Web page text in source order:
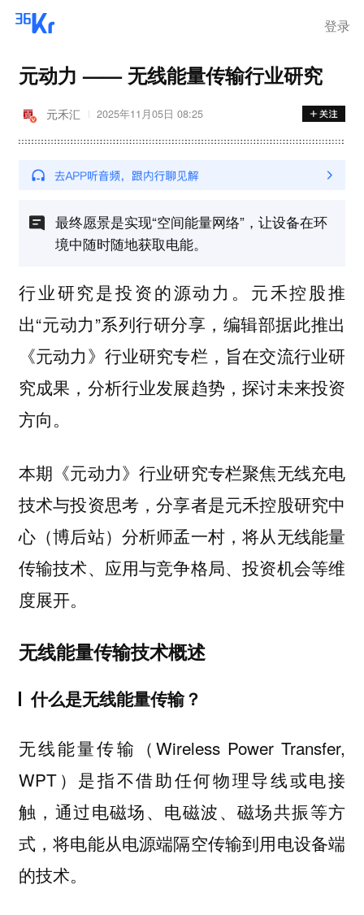
登录
元动力 —— 无线能量传输行业研究
元禾汇 2025年11月05日 08:25
最终愿景是实现“空间能量网络”，让设备在环
境中随时随地获取电能。
行业研究是投资的源动力。元禾控股推
出“元动力”系列行研分享，编辑部据此推出
《元动力》行业研究专栏，旨在交流行业研
究成果，分析行业发展趋势，探讨未来投资
方向。
本期《元动力》行业研究专栏聚焦无线充电
技术与投资思考，分享者是元禾控股研究中
心（博后站）分析师孟一村 ，将从无线能量
传输技术、应用与竞争格局、投资机会等维
度展开。
无线能量传输技术概述
什么是无线能量传输？
无线能量传输 （Wireless Power Transfer,
WPT）是指不借助任何物理导线或电接
触，通过电磁场、电磁波、磁场共振等方
式，将电能从电源端隔空传输到用电设备端
的技术。